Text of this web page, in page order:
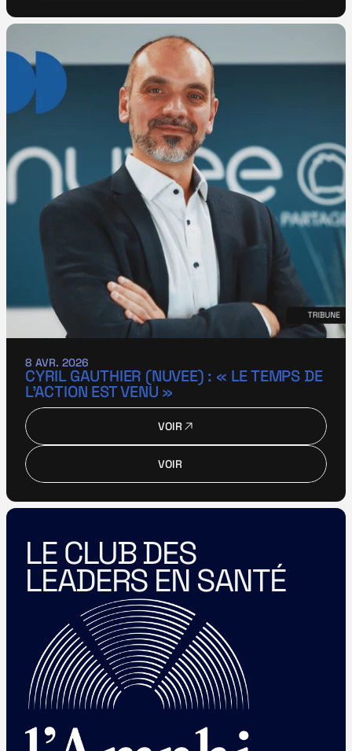
8 AVR. 2026
CYRIL GAUTHIER (NUVEE) : « LE TEMPS DE
L’ACTION EST VENU »
VOIR
VOIR
LE CLUB DES
LEADERS EN SANTÉ